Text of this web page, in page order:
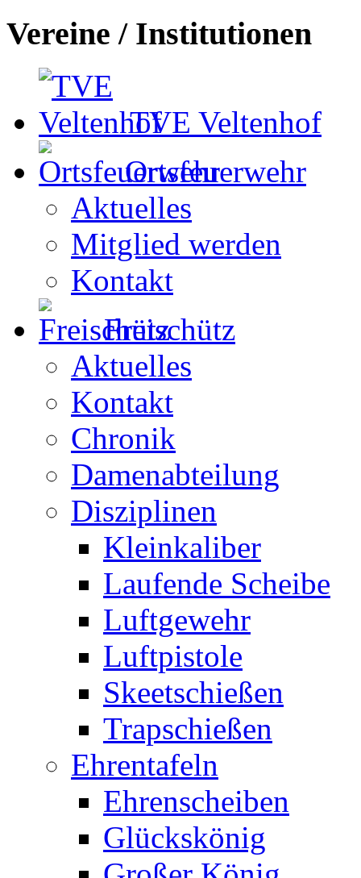
Vereine / Institutionen
TVE Veltenhof
Ortsfeuerwehr
Aktuelles
Mitglied werden
Kontakt
Freischütz
Aktuelles
Kontakt
Chronik
Damenabteilung
Disziplinen
Kleinkaliber
Laufende Scheibe
Luftgewehr
Luftpistole
Skeetschießen
Trapschießen
Ehrentafeln
Ehrenscheiben
Glückskönig